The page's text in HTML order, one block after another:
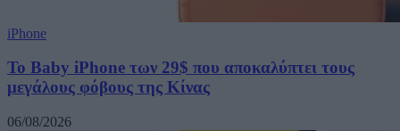
iPhone
Το Baby iPhone των 29$ που αποκαλύπτει τους
μεγάλους φόβους της Κίνας
06/08/2026